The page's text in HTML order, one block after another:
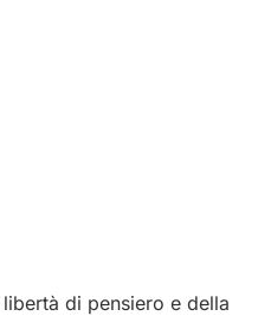
di pensiero e della